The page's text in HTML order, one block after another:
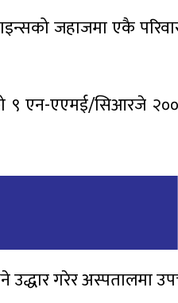
जहाजमा एकै
९ एन-एएमई/सिआरजे
उद्धार गरेर अस्पतालमा